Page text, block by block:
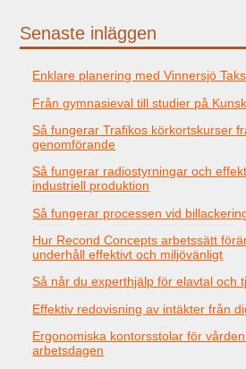
Senaste inläggen
Enklare planering med Vinnersjö
Från gymnasieval till studier på
Så fungerar Trafikos körkortskurser
genomförande
Så fungerar radiostyrningar och
industriell produktion
Så fungerar processen vid
Hur Recond Concepts arbetssätt
underhåll effektivt och miljövänligt
Så når du experthjälp för elavtal och
Effektiv redovisning av intäkter från
Ergonomiska kontorsstolar för
arbetsdagen